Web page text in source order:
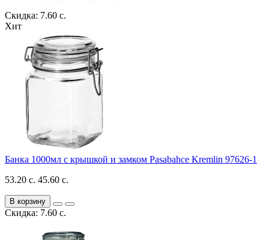
Скидка: 7.60 с.
Хит
Банка 1000мл с крышкой и замком Pasabahce Kremlin 97626-1
53.20 с. 45.60 с.
В корзину
Скидка: 7.60 с.